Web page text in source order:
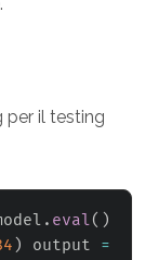
per il testing
. eval( )
) output =